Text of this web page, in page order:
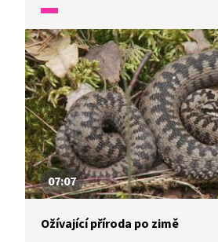
рослини, які цвітуть ранньою
переносить глядачів туди, де
проліски чи рідкісну рослину
У програмі також тема
цікаві факти про ялівці.
07:07
Ožívající příroda po zimě